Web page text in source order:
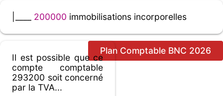
200000 immobilisations incorporelles
Plan Comptable BNC 2026
Il est possible que ce
compte comptable
293200 soit concerné
par la TVA...